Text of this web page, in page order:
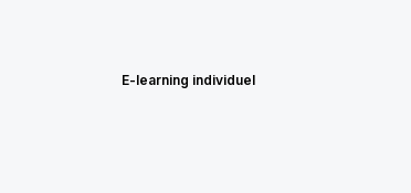
E-learning individuel